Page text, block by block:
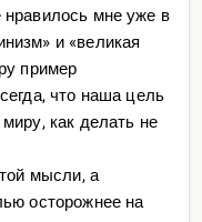
нравилось мне уже в
и «великая
пример
что наша цель
как делать не
мысли, а
осторожнее на